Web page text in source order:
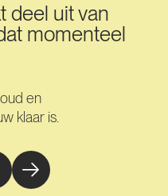
deel uit van
momenteel
en
klaar is.